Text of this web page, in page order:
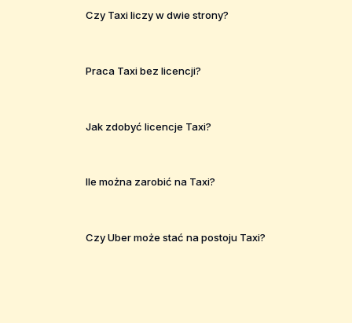
Czy Taxi liczy w dwie strony?
Praca Taxi bez licencji?
Jak zdobyć licencje Taxi?
Ile można zarobić na Taxi?
Czy Uber może stać na postoju Taxi?